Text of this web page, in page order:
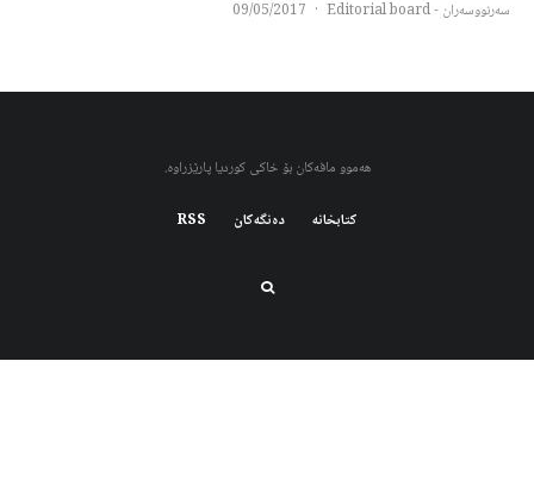
سەرنووسەران - Editorial board ·
09/05/2017
هەموو مافەکان بۆ خاکی کوردیا پارێزراوە.
کتابخانه دەنگەکان RSS